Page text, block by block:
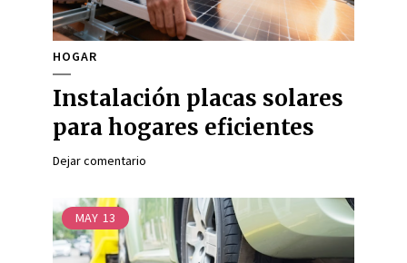
HOGAR
Instalación placas solares
para hogares eficientes
Dejar comentario
MAY 13